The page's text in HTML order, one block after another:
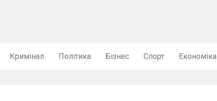
Кримінал Політика Бізнес Спорт Економіка